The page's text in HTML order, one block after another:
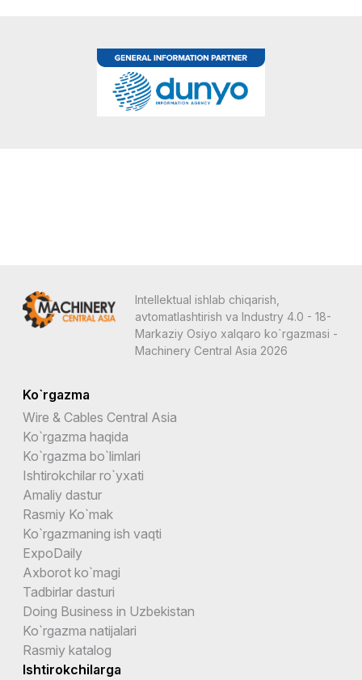
Intellektual ishlab chiqarish,
avtomatlashtirish va Industry 4.0 - 18-
Markaziy Osiyo xalqaro ko`rgazmasi -
Machinery Central Asia 2026
Ko`rgazma
Wire & Cables Central Asia
Ko`rgazma haqida
Ko`rgazma bo`limlari
Ishtirokchilar ro`yxati
Amaliy dastur
Rasmiy Ko`mak
Ko`rgazmaning ish vaqti
ExpoDaily
Axborot ko`magi
Tadbirlar dasturi
Doing Business in Uzbekistan
Ko`rgazma natijalari
Rasmiy katalog
Ishtirokchilarga